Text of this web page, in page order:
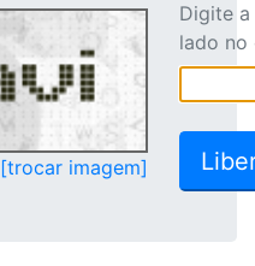
[trocar imagem]
Digite
lado no